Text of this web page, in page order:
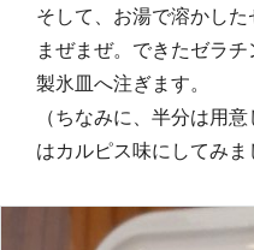
そして、お湯で溶かし
まぜまぜ。できたゼラ
製氷皿へ注ぎます。
（ちなみに、半分は用
はカルピス味にしてみま